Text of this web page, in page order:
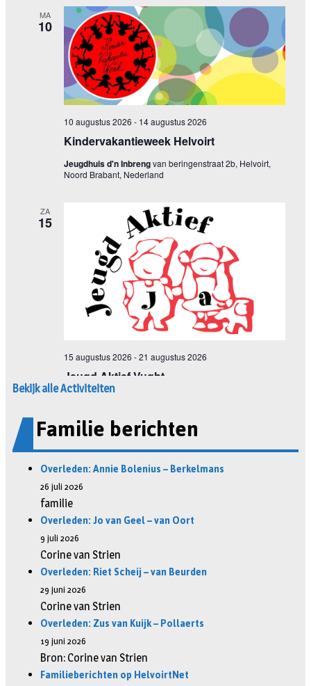
Bekijk alle Activiteiten
Familie berichten
Overleden: Annie Bolenius – Berkelmans
26 juli 2026
familie
Overleden: Jo van Geel – van Oort
9 juli 2026
Corine van Strien
Overleden: Riet Scheij – van Beurden
29 juni 2026
Corine van Strien
Overleden: Zus van Kuijk – Pollaerts
19 juni 2026
Bron: Corine van Strien
Familieberichten op HelvoirtNet